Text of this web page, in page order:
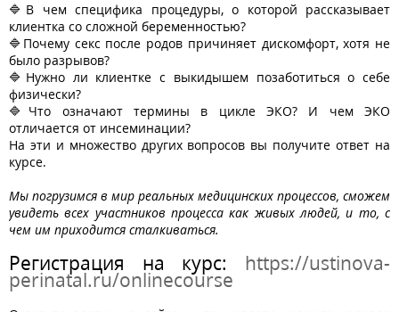
🔷В чем специфика процедуры, о которой рассказывает
клиентка со сложной беременностью?
🔷Почему секс после родов причиняет дискомфорт, хотя не
было разрывов?
🔷Нужно ли клиентке с выкидышем позаботиться о себе
физически?
🔷Что означают термины в цикле ЭКО? И чем ЭКО
отличается от инсеминации?
На эти и множество других вопросов вы получите ответ на
курсе.
Мы погрузимся в мир реальных медицинских процессов, сможем
увидеть всех участников процесса как живых людей, и то, с
чем им приходится сталкиваться.
Регистрация на курс: https://ustinova-
perinatal.ru/onlinecourse